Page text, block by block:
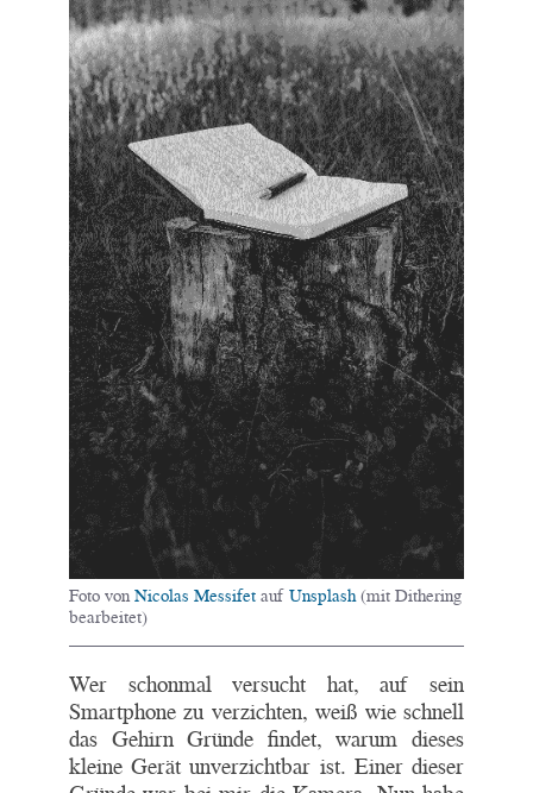
Foto vonNicolas Messifet aufUnsplash (mit Dithering
bearbeitet)
Wer schonmal versucht hat, auf sein
Smartphone zu verzichten, weiß wie schnell
das Gehirn Gründe findet, warum dieses
kleine Gerät unverzichtbar ist. Einer dieser